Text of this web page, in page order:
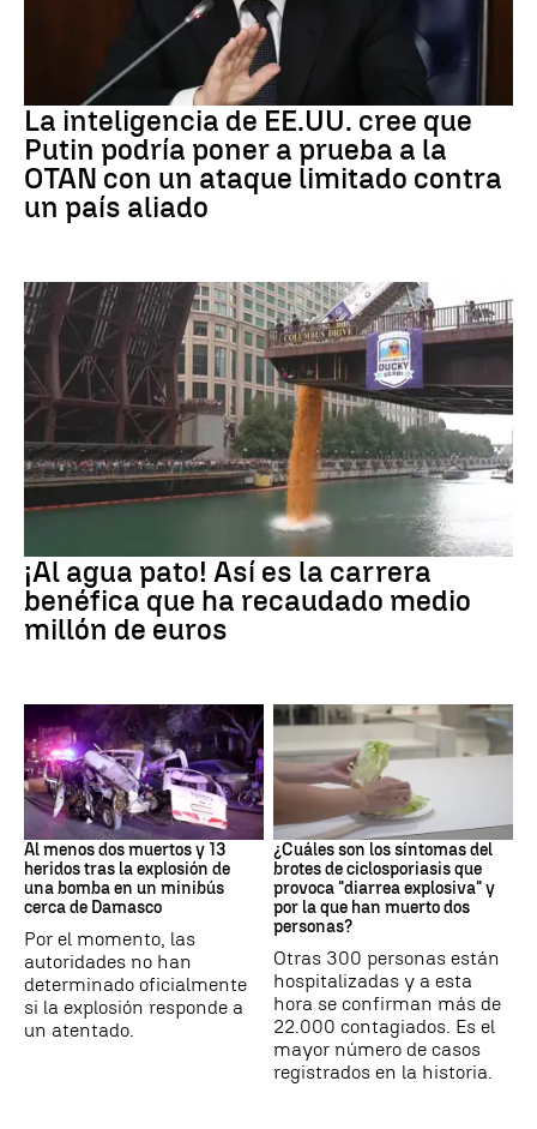
La inteligencia de EE.UU. cree que
Putin podría poner a prueba a la
OTAN con un ataque limitado contra
un país aliado
¡Al agua pato! Así es la carrera
benéfica que ha recaudado medio
millón de euros
SIRIA
Al menos dos muertos y 13
heridos tras la explosión de
una bomba en un minibús
cerca de Damasco
Por el momento, las
autoridades no han
determinado oficialmente
si la explosión responde a
un atentado.
Brote
¿Cuáles son los síntomas del
brotes de ciclosporiasis que
provoca "diarrea explosiva" y
por la que han muerto dos
personas?
Otras 300 personas están
hospitalizadas y a esta
hora se confirman más de
22.000 contagiados. Es el
mayor número de casos
registrados en la historia.